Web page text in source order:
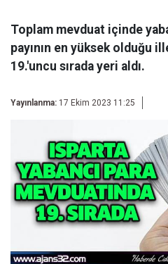
Toplam mevduat içinde
payının en yüksek olduğu
19.'uncu sırada yeri aldı.
Yayınlanma: 17 Ekim 2023 11:25